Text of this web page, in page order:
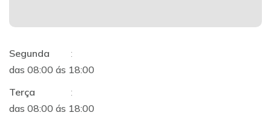
Segunda
:
das 08:00 ás 18:00
Terça
:
das 08:00 ás 18:00